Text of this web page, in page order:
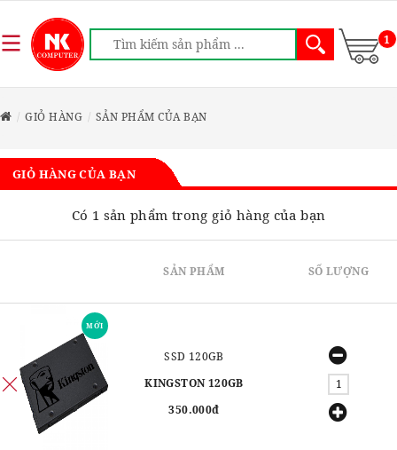
1
GIỎ HÀNG SẢN PHẨM CỦA BẠN
GIỎ HÀNG CỦA BẠN
Có 1 sản phẩm trong giỏ hàng của bạn
SẢN PHẨM SỐ LƯỢNG
MỚI
SSD 120GB
KINGSTON 120GB
350.000đ